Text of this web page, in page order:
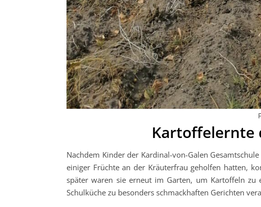
Kartoffelernte
Nachdem Kinder der Kardinal-von-Galen
einiger Früchte an der Kräuterfrau geholfen hatten,
später waren sie erneut im Garten, um Kartoffeln zu
Schulküche zu besonders schmackhaften Gerichten